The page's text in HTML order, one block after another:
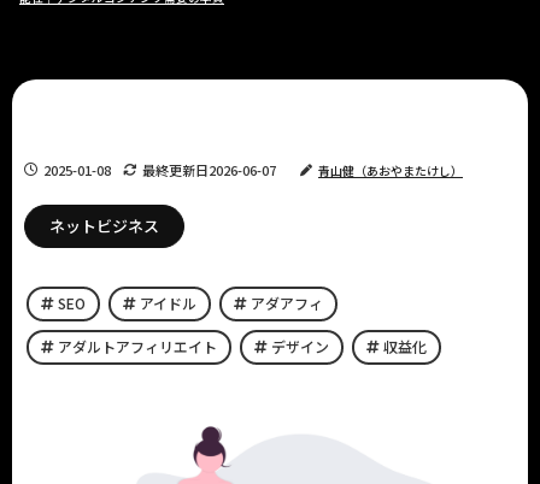
2025-01-08 最終更新日2026-06-07 青山健（あおやまたけし）
ネットビジネス
SEO アイドル アダアフィ
アダルトアフィリエイト デザイン 収益化